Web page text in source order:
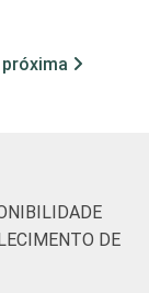
99
próxima
DE